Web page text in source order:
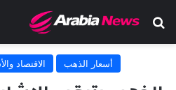
بحث عن
أسعار الذهب الاقتصاد